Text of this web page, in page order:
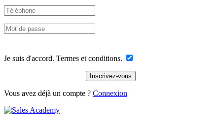
Je suis d'accord. Termes et conditions.
Vous avez déjà un compte ? Connexion